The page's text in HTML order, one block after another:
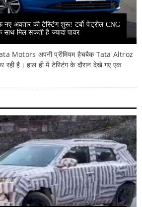
अवतार की टेस्टिंग शुरू! टर्बो-पेट्रोल CNG
मिल सकती है ज्यादा पावर
Tata Motors अपनी प्रीमियम हैचबैक Tata Altroz
है। हाल ही में टेस्टिंग के दौरान देखे गए एक